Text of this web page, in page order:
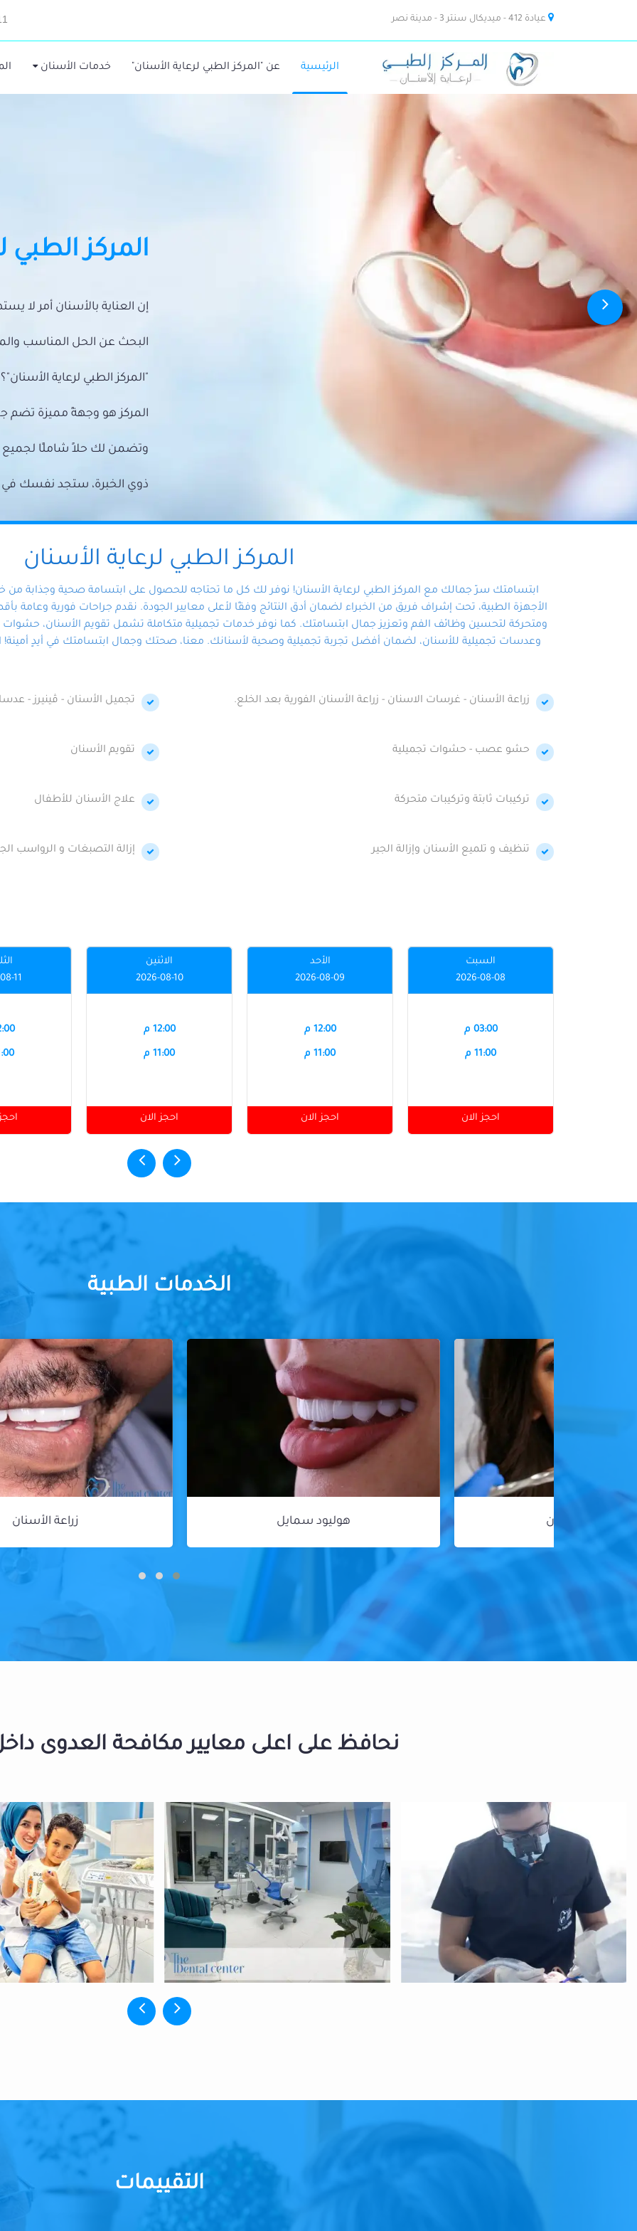
عيادة 412 - ميديكال سنتر 3 - مدينة نصر
الرئيسية عن "المركز الطبي لرعاية الأسنان" خدمات الأسنان
المركز الطبي
إن العناية بالأسنان أمر لا
البحث عن الحل المناسب
"المركز الطبي لرعاية الأسنان"؟
المركز هو وجهةً مميزة تضم
وتضمن لك حلاً شاملًا
ذوي الخبرة، ستجد نفسك في
المركز الطبي لرعاية الأسنان
ابتسامتك سرّ جمالك مع المركز الطبي لرعاية الأسنان! نوفر لك كل ما تحتاجه للحصول على ابتسامة صحية وجذابة
الأجهزة الطبية، تحت إشراف فريق من الخبراء لضمان أدق النتائج وفقًا لأعلى معايير الجودة. نقدم جراحات فورية وعامة
ومتحركة لتحسين وظائف الفم وتعزيز جمال ابتسامتك. كما نوفر خدمات تجميلية متكاملة تشمل تقويم الأسنان، حشوات
وعدسات تجميلية للأسنان، لضمان أفضل تجربة تجميلية وصحية لأسنانك. معنا، صحتك وجمال ابتسامتك في أيدٍ أمينة!
زراعة الأسنان - غرسات الاسنان - زراعة الأسنان الفورية بعد الخلع. تجميل الأسنان - ڤينيرز -
حشو عصب - حشوات تجميلية تقويم الأسنان
تركيبات ثابتة وتركيبات متحركة علاج الأسنان للأطفال
تنظيف و تلميع الأسنان وإزالة الجير إزالة التصبغات و الرواسب
السبت
2026-08-08
03:00 م
11:00 م
احجز الان
الأحد
2026-08-09
12:00 م
11:00 م
احجز الان
الاثنين
2026-08-10
12:00 م
11:00 م
احجز الان
11
الخدمات الطبية
هوليود سمايل
نحافظ على اعلى معايير مكافحة العدوى
التقييمات